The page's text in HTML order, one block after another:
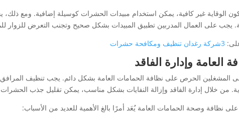
الوقاية غير كافية، يمكن استخدام مبيدات الحشرات كوسيلة إضافية. ومع
يجب على العمال المدربين تطبيق المبيدات بشكل صحيح وتجنب التعرض للزوار
3شركة رغدان تنظيف ومكافحة حشرات
العامة وإدارة الفاقد
المشغلين الحرص على نظافة الحمامات العامة بشكل دائم. يجب تنظيف المرافق
من خلال إدارة الفاقد وإزالة النفايات بشكل مناسب، يمكن تقليل جذب الحشرات
نظافة وصحة الحمامات العامة يُعَد أمرًا بالغ الأهمية للعديد من الأسباب: